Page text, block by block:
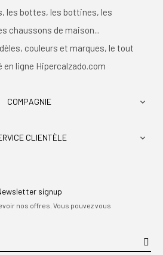
les bottes, les bottines, les
chaussons de maison...
couleurs et marques, le tout
ligne Hipercalzado.com
COMPAGNIE 
CLIENTÈLE 
signup
nos offres. Vous pouvez vous